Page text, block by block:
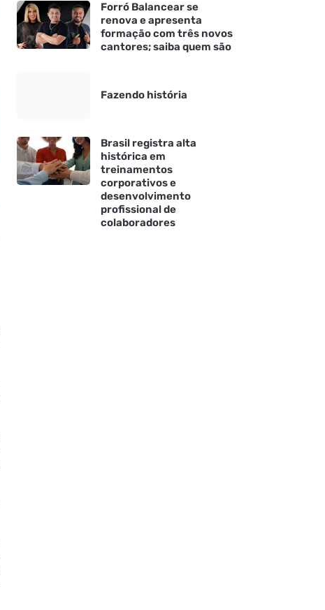
Forró Balancear se
renova e apresenta
formação com três novos
cantores; saiba quem são
Fazendo história
Brasil registra alta
histórica em
treinamentos
corporativos e
desenvolvimento
profissional de
colaboradores